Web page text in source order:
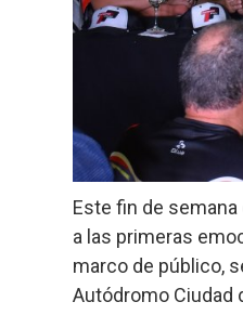
Este fin de
a las primeras
marco de público,
Autódromo Ciudad